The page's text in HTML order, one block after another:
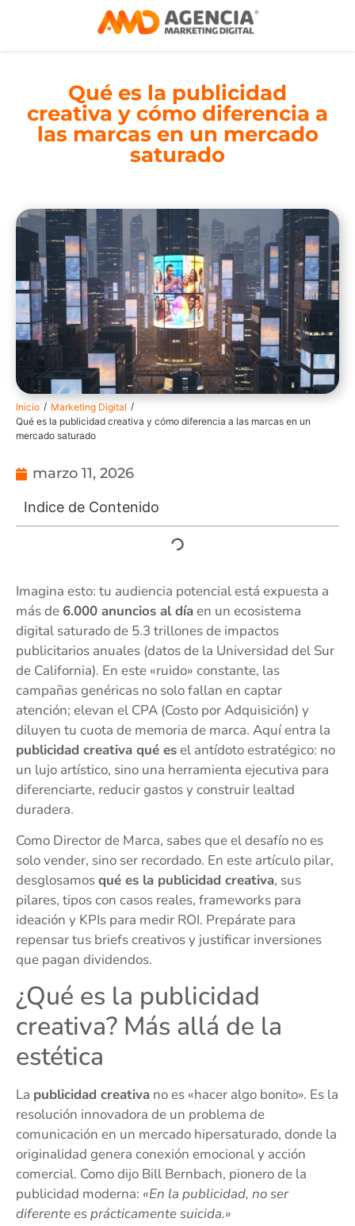
Qué es la publicidad
creativa y cómo diferencia a
las marcas en un mercado
saturado
Inicio / Marketing Digital /
Qué es la publicidad creativa y cómo diferencia a las marcas en un
mercado saturado
marzo 11, 2026
Indice de Contenido
Imagina esto: tu audiencia potencial está expuesta a
más de 6.000 anuncios al díaen un ecosistema
digital saturado de 5.3 trillones de impactos
publicitarios anuales (datos de la Universidad del Sur
de California). En este «ruido» constante, las
campañas genéricas no solo fallan en captar
atención; elevan el CPA (Costo por Adquisición) y
diluyen tu cuota de memoria de marca. Aquí entra la
publicidad creativa qué esel antídoto estratégico: no
un lujo artístico, sino una herramienta ejecutiva para
diferenciarte, reducir gastos y construir lealtad
duradera.
Como Director de Marca, sabes que el desafío no es
solo vender, sino ser recordado. En este artículo pilar,
desglosamosqué es la publicidad creativa, sus
pilares, tipos con casos reales, frameworks para
ideación y KPIs para medir ROI. Prepárate para
repensar tus briefs creativos y justificar inversiones
que pagan dividendos.
¿Qué es la publicidad
creativa? Más allá de la
estética
La publicidad creativa no es «hacer algo bonito». Es la
resolución innovadora de un problema de
comunicación en un mercado hipersaturado, donde la
originalidad genera conexión emocional y acción
comercial. Como dijo Bill Bernbach, pionero de la
publicidad moderna: «En la publicidad, no ser
diferente es prácticamente suicida.»